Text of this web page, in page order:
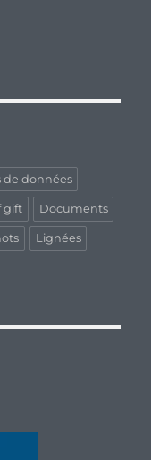
de données
gift Documents
Lignées